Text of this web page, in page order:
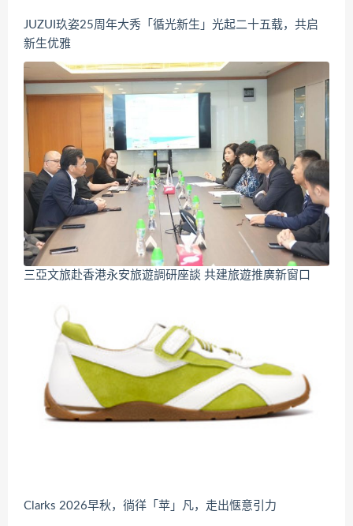
JUZUI玖姿25周年大秀「循光新生」光起二十五载，共启
新生优雅
三亞文旅赴香港永安旅遊調研座談 共建旅遊推廣新窗口
Clarks 2026早秋，徜徉「苹」凡，走出惬意引力